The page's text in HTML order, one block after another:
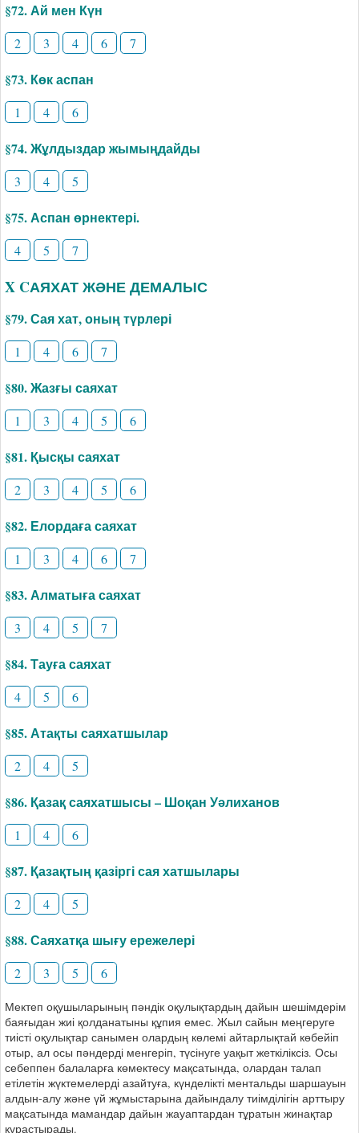
§72. Ай мен Күн
2 3 4 6 7
§73. Көк аспан
1 4 6
§74. Жұлдыздар жымыңдайды
3 4 5
§75. Аспан өрнектері.
4 5 7
X CАЯХАТ ЖӘНЕ ДЕМАЛЫС
§79. Сая хат, оның түрлері
1 4 6 7
§80. Жазғы саяхат
1 3 4 5 6
§81. Қысқы саяхат
2 3 4 5 6
§82. Елордаға саяхат
1 3 4 6 7
§83. Алматыға саяхат
3 4 5 7
§84. Тауға саяхат
4 5 6
§85. Атақты саяхатшылар
2 4 5
§86. Қазақ саяхатшысы – Шоқан Уәлиханов
1 4 6
§87. Қазақтың қазіргі сая хатшылары
2 4 5
§88. Саяхатқа шығу ережелері
2 3 5 6
Мектеп оқушыларының пәндік оқулықтардың дайын шешімдерім
баяғыдан жиі қолданатыны құпия емес. Жыл сайын меңгеруге
тиісті оқулықтар санымен олардың көлемі айтарлықтай көбейіп
отыр, ал осы пәндерді менгеріп, түсінуге уақыт жеткіліксіз. Осы
себеппен балаларға көмектесу мақсатында, олардан талап
етілетін жүктемелерді азайтуға, күнделікті ментальды шаршауын
алдын-алу және үй жұмыстарына дайындалу тиімділігін арттыру
мақсатында мамандар дайын жауаптардан тұратын жинақтар
құрастырады.